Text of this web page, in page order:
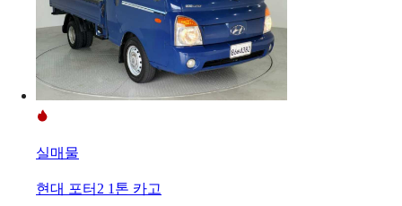
실매물
현대 포터2 1톤 카고